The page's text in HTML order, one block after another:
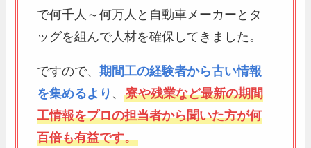
で何千人～何万人と自動車メーカーとタ
ッグを組んで人材を確保してきました。
ですので、期間工の経験者から古い情報
を集めるより 、寮や残業など最新の期間
工情報をプロの担当者から聞いた方が何
百倍も有益です。